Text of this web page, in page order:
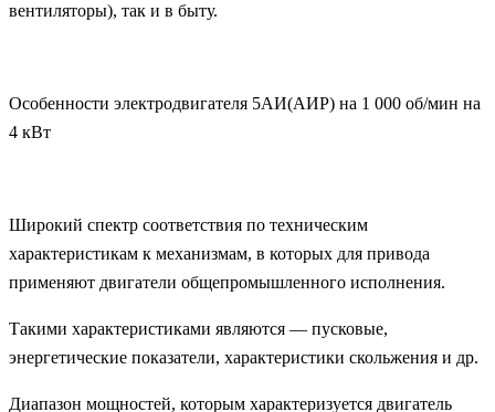
вентиляторы), так и в быту.
Особенности электродвигателя 5АИ(АИР) на 1 000 об/мин на
4 кВт
Широкий спектр соответствия по техническим
характеристикам к механизмам, в которых для привода
применяют двигатели общепромышленного исполнения.
Такими характеристиками являются — пусковые,
энергетические показатели, характеристики скольжения и др.
Диапазон мощностей, которым характеризуется двигатель